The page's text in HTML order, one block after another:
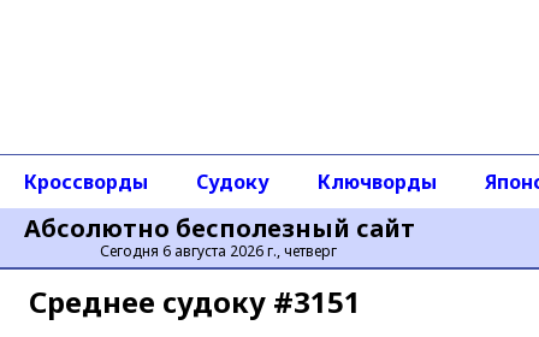
Абсолютно бесполезный сайт
Сегодня 6 августа 2026 г., четверг
Кроссворды Судоку Ключворды
Среднее cудоку #3151